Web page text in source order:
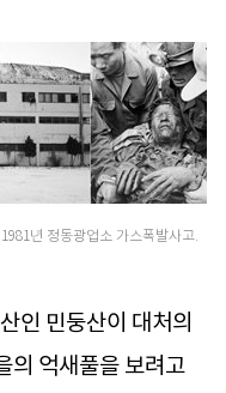
년 정동광업소 가스폭발사고.
인 민둥산이 대처의
의 억새풀을 보려고